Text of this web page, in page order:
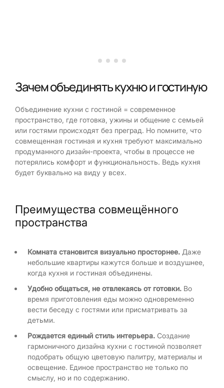
Зачем объединять кухню и гостиную
Объединение кухни с гостиной = современное
пространство, где готовка, ужины и общение с семьей
или гостями происходят без преград. Но помните, что
совмещенная гостиная и кухня требуют максимально
продуманного дизайн-проекта, чтобы в процессе не
потерялись комфорт и функциональность. Ведь кухня
будет буквально на виду у всех.
Преимущества совмещённого
пространства
Комната становится визуально просторнее. Даже
небольшие квартиры кажутся больше и воздушнее,
когда кухня и гостиная объединены.
Удобно общаться, не отвлекаясь от готовки. Во
время приготовления еды можно одновременно
вести беседу с гостями или присматривать за
детьми.
Рождается единый стиль интерьера. Создание
гармоничного дизайна кухни с гостиной позволяет
подобрать общую цветовую палитру, материалы и
освещение. Единое пространство не только по
смыслу, но и по содержанию.